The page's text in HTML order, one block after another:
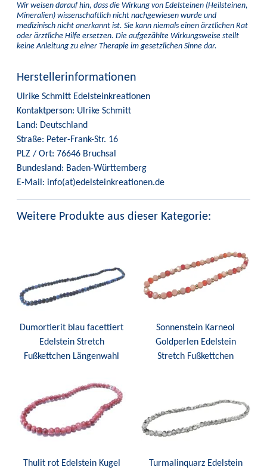
Wir weisen darauf hin, dass die Wirkung von Edelsteinen (Heilsteinen,
Mineralien) wissenschaftlich nicht nachgewiesen wurde und
medizinisch nicht anerkannt ist. Sie kann niemals einen ärztlichen Rat
oder ärztliche Hilfe ersetzen. Die aufgezählte Wirkungsweise stellt
keine Anleitung zu einer Therapie im gesetzlichen Sinne dar.
Herstellerinformationen
Ulrike Schmitt Edelsteinkreationen
Kontaktperson: Ulrike Schmitt
Land: Deutschland
Straße: Peter-Frank-Str. 16
PLZ / Ort: 76646 Bruchsal
Bundesland: Baden-Württemberg
E-Mail: info(at)edelsteinkreationen.de
Weitere Produkte aus dieser Kategorie:
Dumortierit blau facettiert
Edelstein Stretch
Fußkettchen Längenwahl
Sonnenstein Karneol
Goldperlen Edelstein
Stretch Fußkettchen
Thulit rot Edelstein Kugel Turmalinquarz Edelstein